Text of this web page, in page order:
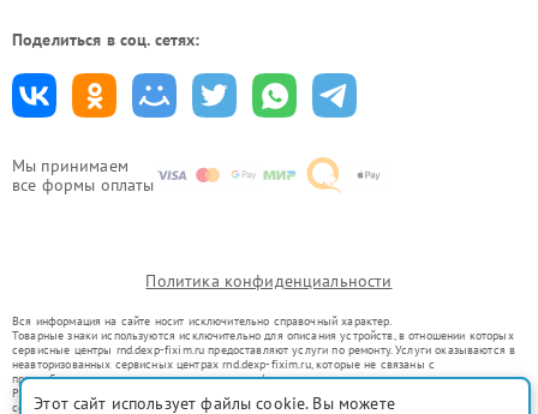
Мы принимаем
все формы оплаты
Поделиться в соц. сетях:
Политика конфиденциальности
Вся информация на сайте носит исключительно справочный характер.
Товарные знаки используются исключительно для описания устройств, в отношении которых
сервисные центры rnd.dexp-fixim.ru предоставляют услуги по ремонту. Услуги оказываются в
неавторизованных сервисных центрах rnd.dexp-fixim.ru, которые не связаны с
правообладателями товарных знаков или их официальными представителями.
Ремонт осуществляется для устройств, уже введенных в гражданский оборот в соответствии
со статьей 1487 ГК РФ.
Этот сайт использует файлы cookie. Вы можете